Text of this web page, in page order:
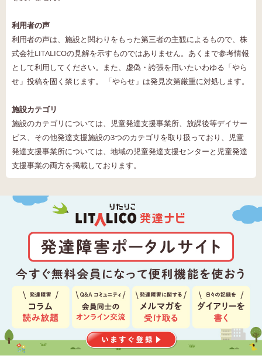
利用者の声
利用者の声は、施設と関わりをもった第三者の主観によるもので、株
式会社LITALICOの見解を示すものではありません。あくまで参考情報
として利用してください。また、虚偽・誇張を用いたいわゆる「やら
せ」投稿を固く禁じます。 「やらせ」は発見次第厳重に対処します。
施設カテゴリ
施設のカテゴリについては、児童発達支援事業所、放課後等デイサー
ビス、その他発達支援施設の3つのカテゴリを取り扱っており、児童
発達支援事業所については、地域の児童発達支援センターと児童発達
支援事業の両方を掲載しております。